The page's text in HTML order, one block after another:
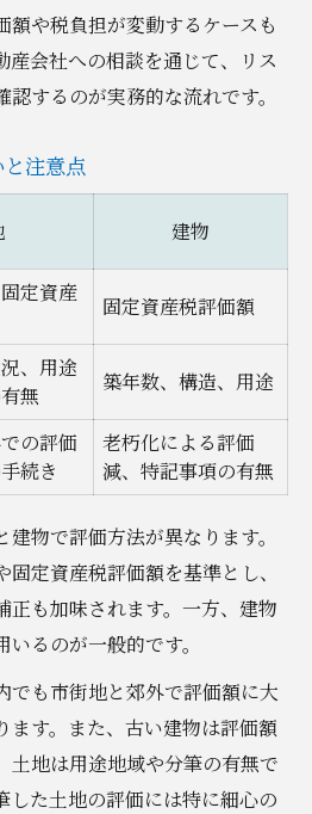
額や税負担が変動するケースも
産会社への相談を通じて、リス
するのが実務的な流れです。
注意点
建物
定資産
固定資産税評価額
、用途
無
築年数、構造、用途
の評価
続き
老朽化による評価
減、特記事項の有無
物で評価方法が異なります。
定資産税評価額を基準とし、
正も加味されます。一方、建物
るのが一般的です。
でも市街地と郊外で評価額に大
ます。また、古い建物は評価額
土地は用途地域や分筆の有無で
した土地の評価には特に細心の